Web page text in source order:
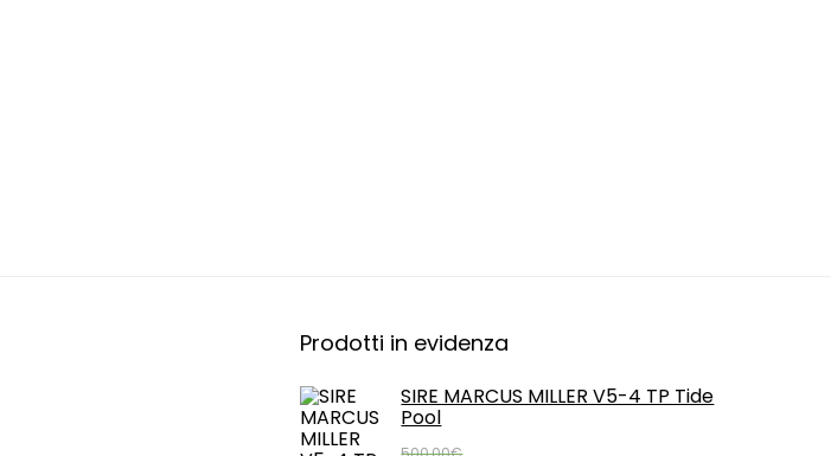
Prodotti in evidenza
SIRE MARCUS MILLER V5-4 TP Tide
Pool